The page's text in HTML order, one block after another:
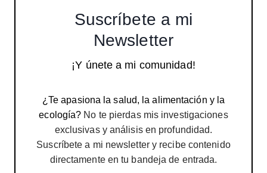
Suscríbete a mi
Newsletter
¡Y únete a mi comunidad!
¿Te apasiona la salud, la alimentación y la
ecología? No te pierdas mis investigaciones
exclusivas y análisis en profundidad.
Suscríbete a mi newsletter y recibe contenido
directamente en tu bandeja de entrada.